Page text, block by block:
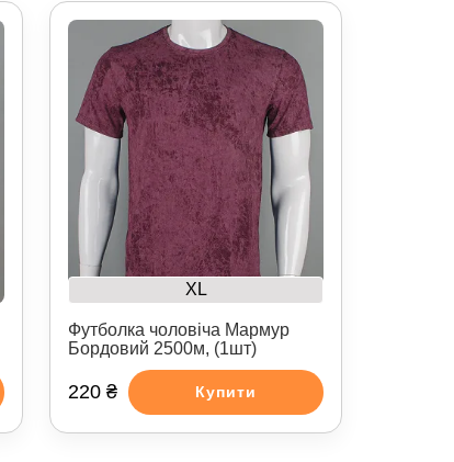
XL
Футболка чоловіча Мармур
Бордовий 2500м, (1шт)
220 ₴ Купити